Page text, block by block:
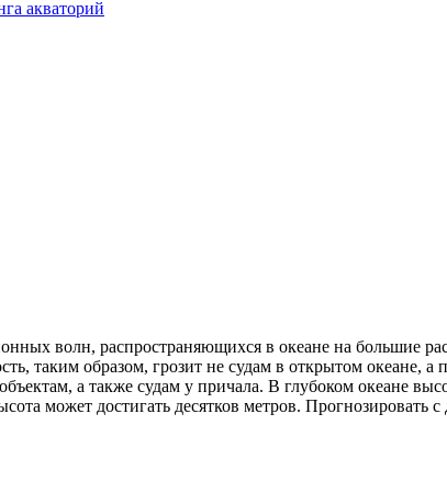
акваторий
волн, распространяющихся в океане на большие
таким образом, грозит не судам в открытом
а также судам у причала. В глубоком океане
может достигать десятков метров.